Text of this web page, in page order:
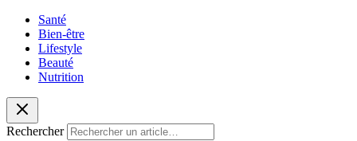
Santé
Bien-être
Lifestyle
Beauté
Nutrition
Rechercher